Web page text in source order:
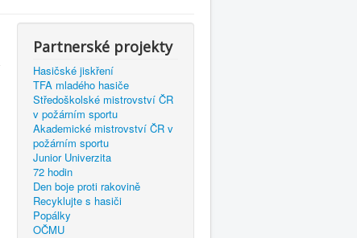
Partnerské projekty
Hasičské jiskření
TFA mladého hasiče
Středoškolské mistrovství ČR
v požárním sportu
Akademické mistrovství ČR v
požárním sportu
Junior Univerzita
72 hodin
Den boje proti rakovině
Recyklujte s hasiči
Popálky
OČMU